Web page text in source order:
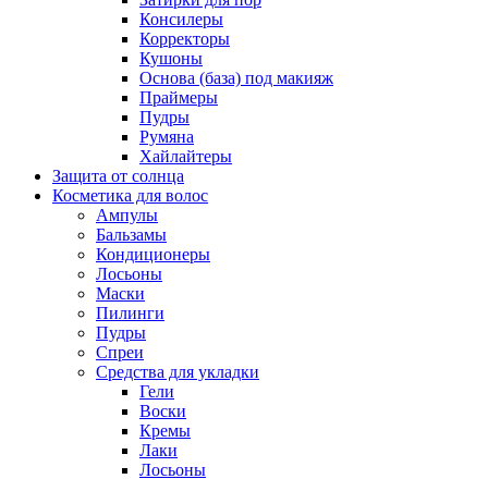
Консилеры
Корректоры
Кушоны
Основа (база) под макияж
Праймеры
Пудры
Румяна
Хайлайтеры
Защита от солнца
Косметика для волос
Ампулы
Бальзамы
Кондиционеры
Лосьоны
Маски
Пилинги
Пудры
Спреи
Средства для укладки
Гели
Воски
Кремы
Лаки
Лосьоны